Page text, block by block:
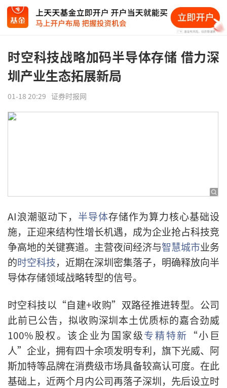
时空科技战略加码半导体存储 借力深
圳产业生态拓展新局
01-18 20:29 证券时报网
AI浪潮驱动下， 半导体存储作为算力核心基础设
施，正迎来结构性增长机遇，成为企业抢占科技竞
争高地的关键赛道。主营夜间经济与智慧城市业务
的时空科技，近期在深圳密集落子，明确释放向半
导体存储领域战略转型的信号。
时空科技以“自建+收购”双路径推进转型。公司
此前已公告，拟收购深圳本土优质标的嘉合劲威
100%股权。该企业为国家级专精特新 “小巨
人”企业，拥有四十余项发明专利，旗下光威、阿
斯加特等品牌在消费级市场具备较高认可度。在此
基础上，近两个月内公司再落子深圳，先后设立时